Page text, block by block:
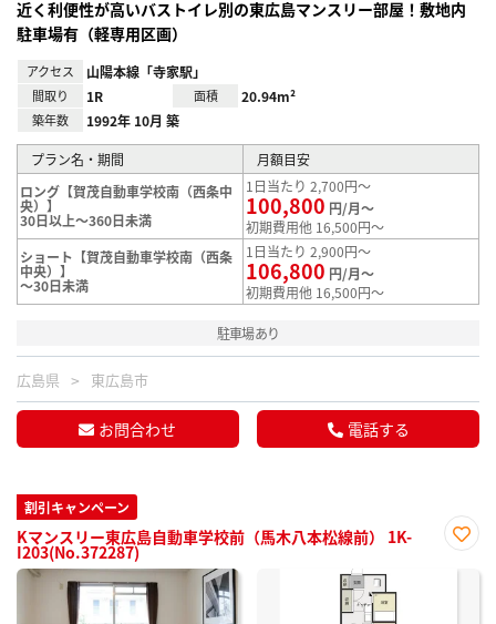
近く利便性が高いバストイレ別の東広島マンスリー部屋！敷地内
駐車場有（軽専用区画）
アクセス 山陽本線「寺家駅」
間取り 1R 面積 20.94m²
築年数 1992年 10月 築
プラン名・期間
月額目安
ロング【賀茂自動車学校南（西条中
央）】
30日以上～360日未満
1日当たり 2,700円～
100,800 円/月～
初期費用他 16,500円～
ショート【賀茂自動車学校南（西条
中央）】
～30日未満
1日当たり 2,900円～
106,800 円/月～
初期費用他 16,500円～
駐車場あり
広島県 東広島市
お問合わせ 電話する
割引キャンペーン
Kマンスリー東広島自動車学校前（馬木八本松線前） 1K-
I203(No.372287)
に入